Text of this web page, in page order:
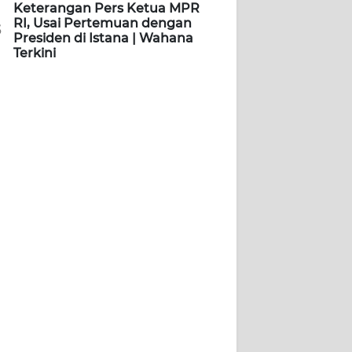
Keterangan Pers Ketua MPR
RI, Usai Pertemuan dengan
Presiden di Istana | Wahana
Terkini